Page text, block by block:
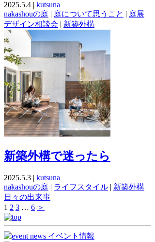
2025.5.4 | kutsuna
nakashouの庭 | 庭について思うこと | 庭展
デザイン相談会 | 新築外構
新築外構で迷ったら
2025.5.3 | kutsuna
nakashouの庭 | ライフスタイル | 新築外構 |
日々の出来事
1 2 3 … 6 ＞